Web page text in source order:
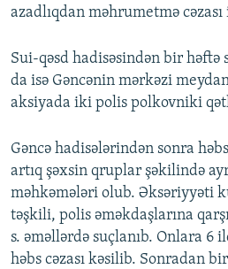
azadlıqdan məhrumetmə
Sui-qəsd hadisəsindən bir həftə
da isə Gəncənin mərkəzi
aksiyada iki polis polkovniki
Gəncə hadisələrindən sonra
artıq şəxsin qruplar şəkilində
məhkəmələri olub. Əksəriyyəti
təşkili, polis əməkdaşlarına
s. əməllərdə suçlanıb. Onlara 6
həbs cəzası kəsilib. Sonradan